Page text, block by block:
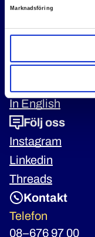
Marknadsföring
Pressrum
In English
Följ oss
Instagram
Linkedin
Threads
Kontakt
Telefon
08–676 97 00